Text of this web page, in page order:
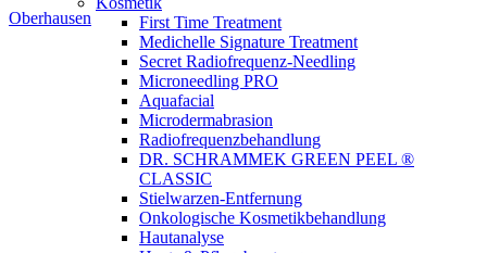
First Time Treatment
Medichelle Signature Treatment
Secret Radiofrequenz-Needling
Microneedling PRO
Aquafacial
Microdermabrasion
Radiofrequenzbehandlung
DR. SCHRAMMEK GREEN PEEL ®
CLASSIC
Stielwarzen-Entfernung
Onkologische Kosmetikbehandlung
Hautanalyse